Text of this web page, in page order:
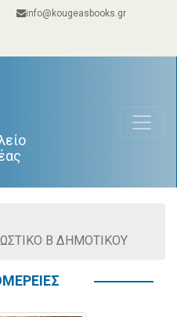
info@kougeasbooks.gr
Β ΔΗΜΟΤΙΚΟΥ